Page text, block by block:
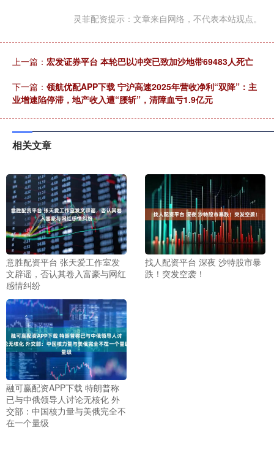
灵菲配资提示：文章来自网络，不代表本站观点。
上一篇： 宏发证券平台 本轮巴以冲突已致加沙地带69483人死亡
下一篇： 领航优配APP下载 宁沪高速2025年营收净利“双降”：主
业增速陷停滞，地产收入遭“腰斩”，清障血亏1.9亿元
相关文章
意胜配资平台 张天爱工作室发
文辟谣，否认其卷入富豪与网红
感情纠纷
找人配资平台 深夜 沙特股市暴
跌！突发空袭！
融可赢配资APP下载 特朗普称
已与中俄领导人讨论无核化 外
交部：中国核力量与美俄完全不
在一个量级